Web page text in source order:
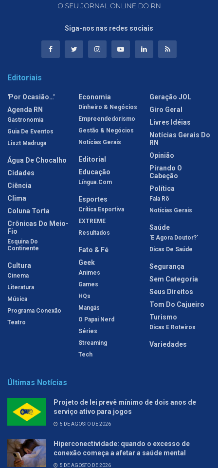
Siga-nos nas redes sociais
Editoriais
'Por Ocasião…'
Agenda RN
Gastronomia
Guia De Eventos
Liszt Madruga
Água De Chocalho
Cidades
Ciência
Clima
Coluna Torta
Crônicas Do Meio-
Fio
Esquina Do
Continente
Cultura
Cinema
Literatura
Música
Programa Conexão
Teatro
Economia
Dinheiro & Negócios
Empreendedorismo
Gestão & Negócios
Notícias Gerais
Editorial
Educação
Língua.com
Esportes
Crítica Esportiva
EXTREME
Resultados
Fato & Fé
Geek
Animes
Games
HQs
Mangás
O Papai Nerd
Séries
Streaming
Tech
Geração JOL
Giro Geral
Livres Idéias
Notícias Gerais Do
RN
Opinião
Pirando O
Cabeção
Política
Fala Rô
Notícias Gerais
Saúde
'E Agora Doutor?'
Dicas De Saúde
Segurança
Sem Categoria
Seus Direitos
Tom Do Cajueiro
Turismo
Dicas E Roteiros
Variedades
Últimas Notícias
Projeto de lei prevê mínimo de dois anos de
serviço ativo para jogos
5 DE AGOSTO DE 2026
Hiperconectividade: quando o excesso de
conexão começa a afetar a saúde mental
5 DE AGOSTO DE 2026